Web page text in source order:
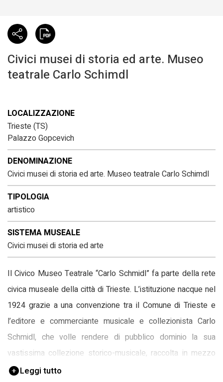
Civici musei di storia ed arte. Museo
teatrale Carlo Schimdl
LOCALIZZAZIONE
Trieste (TS)
Palazzo Gopcevich
DENOMINAZIONE
Civici musei di storia ed arte. Museo teatrale Carlo Schimdl
TIPOLOGIA
artistico
SISTEMA MUSEALE
Civici musei di storia ed arte
Il Civico Museo Teatrale “Carlo Schmidl” fa parte della rete
civica museale della città di Trieste. L’istituzione nacque nel
1924 grazie a una convenzione tra il Comune di Trieste e
l’editore e commerciante musicale e collezionista Carlo
Schmidl, che volle rendere di pubblico dominio la sua
vastissima collezione storico-musicale, raccolta in mezzo
secolo di appassionata attività professionale e
Leggi tutto